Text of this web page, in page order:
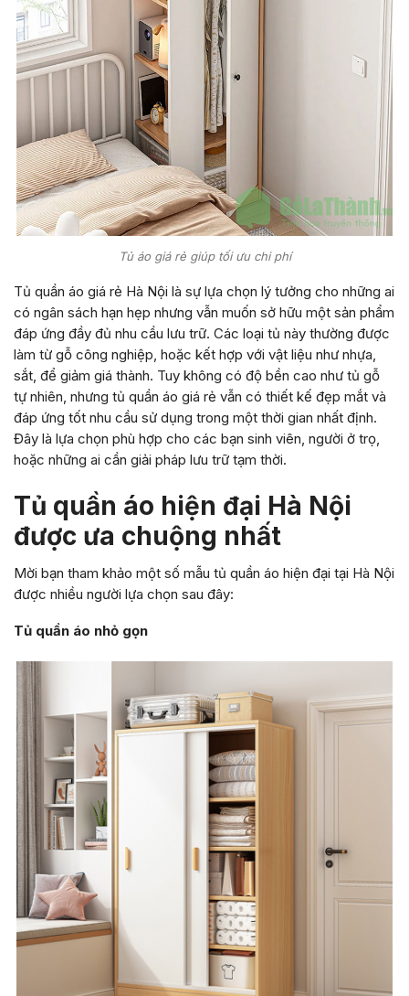
Tủ áo giá rẻ giúp tối ưu chi phí
Tủ quần áo giá rẻ Hà Nội là sự lựa chọn lý tưởng cho những ai
có ngân sách hạn hẹp nhưng vẫn muốn sở hữu một sản phẩm
đáp ứng đầy đủ nhu cầu lưu trữ. Các loại tủ này thường được
làm từ gỗ công nghiệp, hoặc kết hợp với vật liệu như nhựa,
sắt, để giảm giá thành. Tuy không có độ bền cao như tủ gỗ
tự nhiên, nhưng tủ quần áo giá rẻ vẫn có thiết kế đẹp mắt và
đáp ứng tốt nhu cầu sử dụng trong một thời gian nhất định.
Đây là lựa chọn phù hợp cho các bạn sinh viên, người ở trọ,
hoặc những ai cần giải pháp lưu trữ tạm thời.
Tủ quần áo hiện đại Hà Nội
được ưa chuộng nhất
Mời bạn tham khảo một số mẫu tủ quần áo hiện đại tại Hà Nội
được nhiều người lựa chọn sau đây:
Tủ quần áo nhỏ gọn